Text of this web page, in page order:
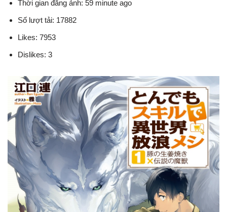
Thời gian đăng ảnh: 59 minute ago
Số lượt tải: 17882
Likes: 7953
Dislikes: 3